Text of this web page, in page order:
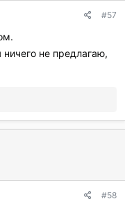
#57
ничего не предлагаю,
#58